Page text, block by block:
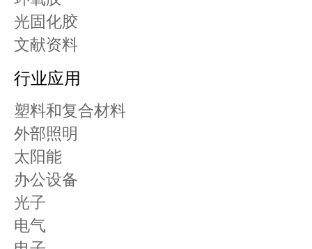
光固化胶
文献资料
行业应用
塑料和复合材料
外部照明
太阳能
办公设备
光子
电气